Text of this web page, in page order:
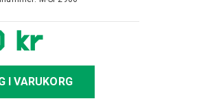
kr
I VARUKORG